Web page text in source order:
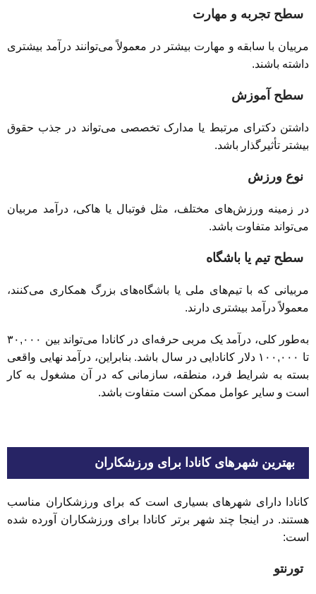
سطح تجربه و مهارت
مربیان با سابقه و مهارت بیشتر در معمولاً می‌توانند درآمد بیشتری
داشته باشند.
سطح آموزش
داشتن دکترای مرتبط یا مدارک تخصصی می‌تواند در جذب حقوق
بیشتر تأثیرگذار باشد.
نوع ورزش
در زمینه ورزش‌های مختلف، مثل فوتبال یا هاکی، درآمد مربیان
می‌تواند متفاوت باشد.
سطح تیم یا باشگاه
مربیانی که با تیم‌های ملی یا باشگاه‌های بزرگ همکاری می‌کنند،
معمولاً درآمد بیشتری دارند.
به‌طور کلی، درآمد یک مربی حرفه‌ای در کانادا می‌تواند بین ۳۰,۰۰۰
تا ۱۰۰,۰۰۰ دلار کانادایی در سال باشد. بنابراین، درآمد نهایی واقعی
بسته به شرایط فرد، منطقه، سازمانی که در آن مشغول به کار
است و سایر عوامل ممکن است متفاوت باشد.
بهترین شهرهای کانادا برای ورزشکاران
کانادا دارای شهرهای بسیاری است که برای ورزشکاران مناسب
هستند. در اینجا چند شهر برتر کانادا برای ورزشکاران آورده شده
است:
تورنتو